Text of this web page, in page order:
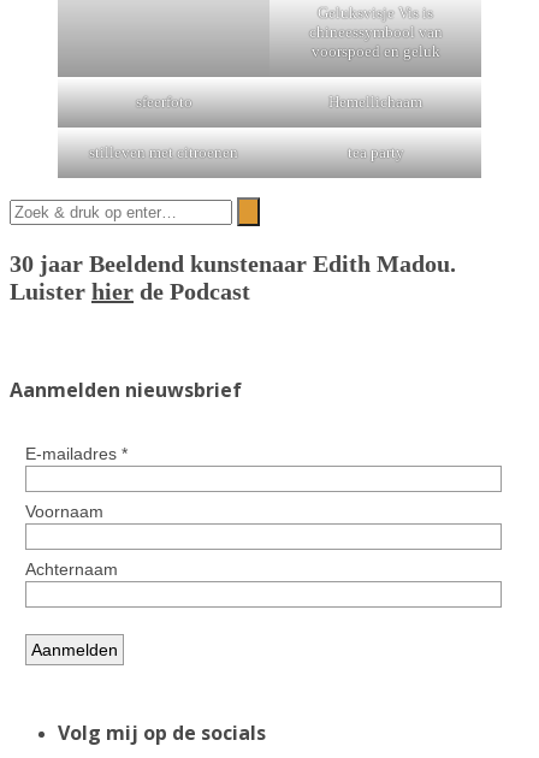
Geluksvisje Vis is
chineessymbool van
voorspoed en geluk
sfeerfoto Hemellichaam
stilleven met citroenen tea party
30 jaar Beeldend kunstenaar Edith Madou.
Luister hier de Podcast
Aanmelden nieuwsbrief
Volg mij op de socials